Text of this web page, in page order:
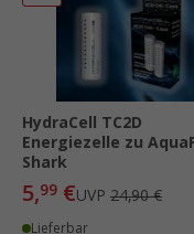
HydraCell TC2D
Energiezelle zu
Shark
5,99 €UVP 24,90 €
Lieferbar